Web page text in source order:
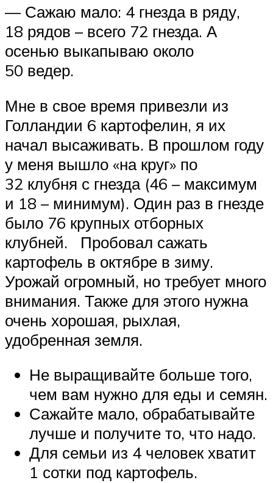
— Сажаю мало: 4 гнезда в ряду,
18 рядов – всего 72 гнезда. А
осенью выкапываю около
50 ведер.
Мне в свое время привезли из
Голландии 6 картофелин, я их
начал высаживать. В прошлом году
у меня вышло «на круг» по
32 клубня с гнезда (46 – максимум
и 18 – минимум). Один раз в гнезде
было 76 крупных отборных
клубней. Пробовал сажать
картофель в октябре в зиму.
Урожай огромный, но требует много
внимания. Также для этого нужна
очень хорошая, рыхлая,
удобренная земля.
Не выращивайте больше того,
чем вам нужно для еды и семян.
Сажайте мало, обрабатывайте
лучше и получите то, что надо.
Для семьи из 4 человек хватит
1 сотки под картофель.